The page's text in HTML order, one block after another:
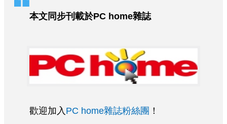
本文同步刊載於PC home雜誌
歡迎加入 PC home雜誌粉絲團 ！